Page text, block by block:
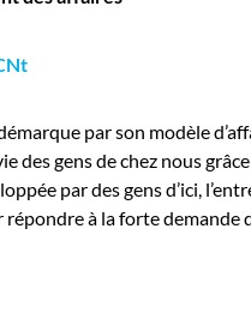
par son modèle
des gens de chez nous
par des gens d’ici,
à la forte demande